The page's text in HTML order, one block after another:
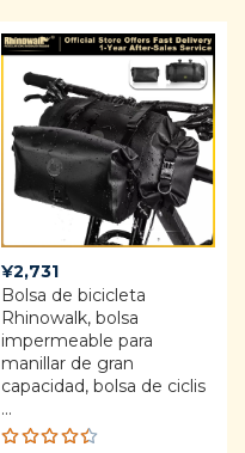
¥2,731
Bolsa de bicicleta
Rhinowalk, bolsa
impermeable para
manillar de gran
capacidad, bolsa de ciclis
...